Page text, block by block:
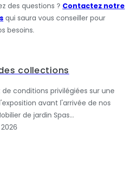
des questions ? Contactez notre
qui saura vous conseiller pour
besoins.
collections
conditions privilégiées sur une
avant l'arrivée de nos
de jardin Spas...